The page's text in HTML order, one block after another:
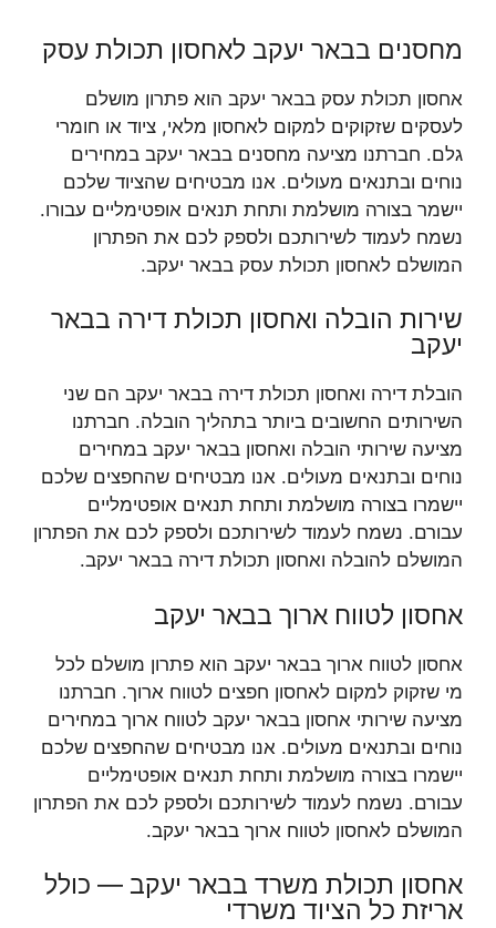
מחסנים בבאר יעקב לאחסון תכולת עסק
אחסון תכולת עסק בבאר יעקב הוא פתרון מושלם
לעסקים שזקוקים למקום לאחסון מלאי, ציוד או חומרי
גלם. חברתנו מציעה מחסנים בבאר יעקב במחירים
נוחים ובתנאים מעולים. אנו מבטיחים שהציוד שלכם
יישמר בצורה מושלמת ותחת תנאים אופטימליים עבורו.
נשמח לעמוד לשירותכם ולספק לכם את הפתרון
המושלם לאחסון תכולת עסק בבאר יעקב.
שירות הובלה ואחסון תכולת דירה בבאר
יעקב
הובלת דירה ואחסון תכולת דירה בבאר יעקב הם שני
השירותים החשובים ביותר בתהליך הובלה. חברתנו
מציעה שירותי הובלה ואחסון בבאר יעקב במחירים
נוחים ובתנאים מעולים. אנו מבטיחים שהחפצים שלכם
יישמרו בצורה מושלמת ותחת תנאים אופטימליים
עבורם. נשמח לעמוד לשירותכם ולספק לכם את הפתרון
המושלם להובלה ואחסון תכולת דירה בבאר יעקב.
אחסון לטווח ארוך בבאר יעקב
אחסון לטווח ארוך בבאר יעקב הוא פתרון מושלם לכל
מי שזקוק למקום לאחסון חפצים לטווח ארוך. חברתנו
מציעה שירותי אחסון בבאר יעקב לטווח ארוך במחירים
נוחים ובתנאים מעולים. אנו מבטיחים שהחפצים שלכם
יישמרו בצורה מושלמת ותחת תנאים אופטימליים
עבורם. נשמח לעמוד לשירותכם ולספק לכם את הפתרון
המושלם לאחסון לטווח ארוך בבאר יעקב.
אחסון תכולת משרד בבאר יעקב — כולל
אריזת כל הציוד משרדי